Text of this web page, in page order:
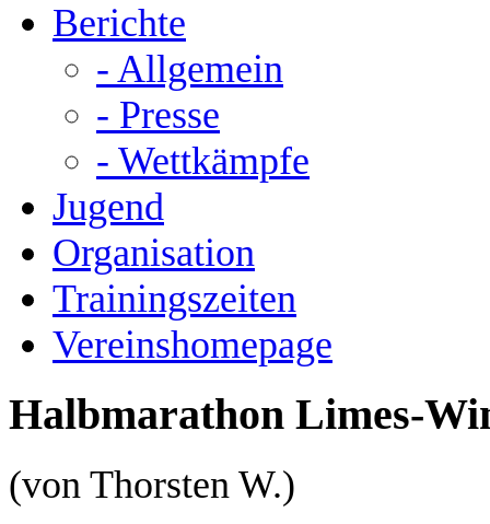
Berichte
- Allgemein
- Presse
- Wettkämpfe
Jugend
Organisation
Trainingszeiten
Vereinshomepage
Halbmarathon Limes-
(von Thorsten W.)